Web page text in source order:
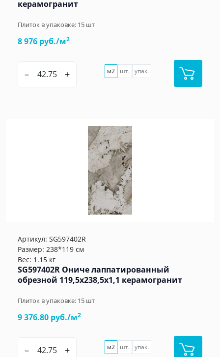
керамогранит
Плиток в упаковке: 15 шт
8 976 руб./м2
– + м2 шт. упак.
Артикул: SG597402R
Размер: 238*119 см
Вес: 1.15 кг
SG597402R Ониче лаппатированный
обрезной 119,5x238,5x1,1 керамогранит
Плиток в упаковке: 15 шт
9 376.80 руб./м2
– + м2 шт. упак.